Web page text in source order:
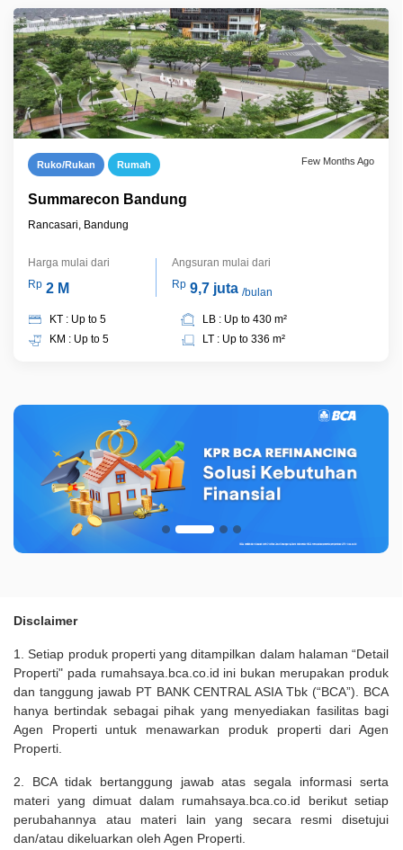
Ruko/Rukan Rumah Few Months Ago
Summarecon Bandung
Rancasari, Bandung
Harga mulai dari
Rp 2 M
Angsuran mulai dari
Rp 9,7 juta /bulan
KT : Up to 5
KM : Up to 5
LB : Up to 430 m²
LT : Up to 336 m²
Disclaimer
1. Setiap produk properti yang ditampilkan dalam halaman “Detail
Properti" pada rumahsaya.bca.co.id ini bukan merupakan produk
dan tanggung jawab PT BANK CENTRAL ASIA Tbk (“BCA”). BCA
hanya bertindak sebagai pihak yang menyediakan fasilitas bagi
Agen Properti untuk menawarkan produk properti dari Agen
Properti.
2. BCA tidak bertanggung jawab atas segala informasi serta
materi yang dimuat dalam rumahsaya.bca.co.id berikut setiap
perubahannya atau materi lain yang secara resmi disetujui
dan/atau dikeluarkan oleh Agen Properti.